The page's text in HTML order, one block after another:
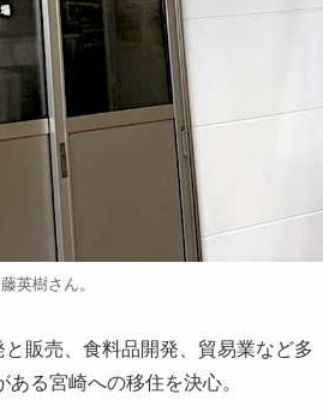
英樹さん。
販売、食料品開発、貿易業など多
る宮崎への移住を決心。